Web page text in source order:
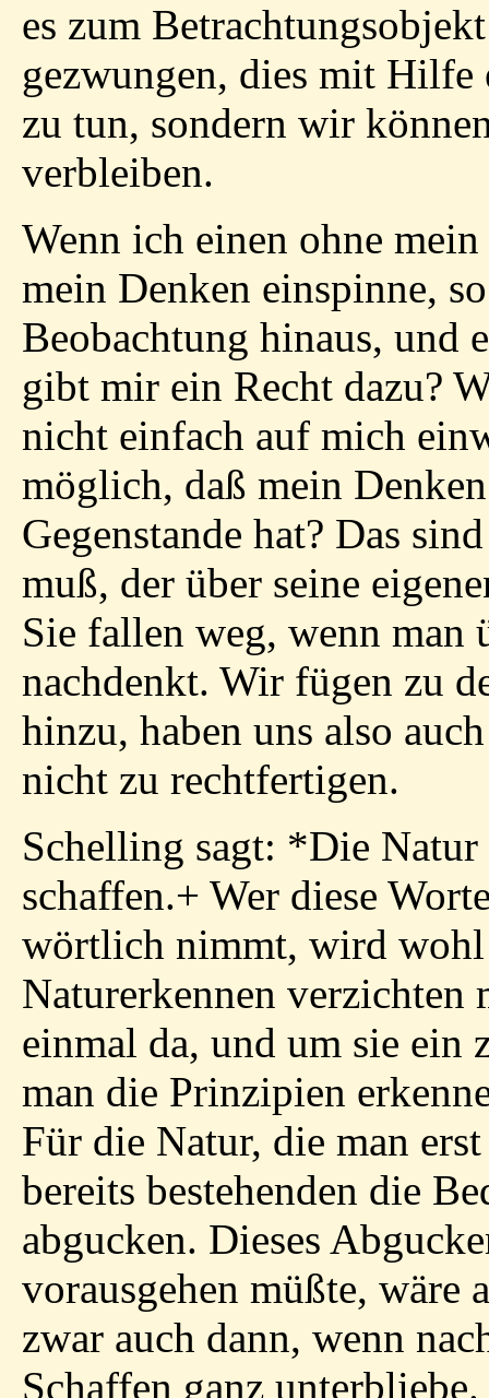
es zum
gezwungen, dies mit Hilfe
zu tun, sondern wir
verbleiben.
Wenn ich einen ohne
mein Denken einspinne,
Beobachtung hinaus, und
gibt mir ein Recht dazu?
nicht einfach auf mich
möglich, daß mein
Gegenstande hat? Das
muß, der über seine
Sie fallen weg, wenn man
nachdenkt. Wir fügen zu
hinzu, haben uns also
nicht zu rechtfertigen.
Schelling sagt: *Die Natur
schaffen.+ Wer diese
wörtlich nimmt, wird wohl
Naturerkennen verzichten
einmal da, und um sie ein
man die Prinzipien
Für die Natur, die man
bereits bestehenden die
abgucken. Dieses
vorausgehen müßte, wäre
zwar auch dann, wenn
Schaffen ganz